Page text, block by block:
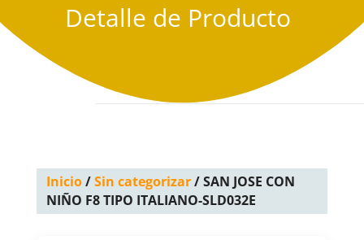
Detalle de Producto
Inicio/Sin categorizar/ SAN JOSE CON
NIÑO F8 TIPO ITALIANO-SLD032E